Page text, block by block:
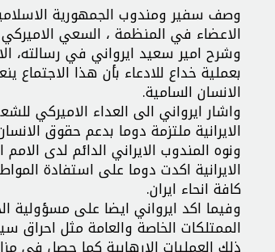
وصف سفير ومندوب الجمهورية
الاعضاء في المنظمة ، السعي الاميركي
وشرح امير سعيد ايرواني في رسالته،
بعملية خداع للادعاء بأن هذا
الانسان السامية.
واشار ايرواني الى العداء الاميركي
الايرانية ملتزمة دوما بدعم حقوق
ونوه المندوب الايراني الدائم لدى
الايرانية اكدت دوما على استفادة
كافة انحاء ايران.
وفيما اكد ايرواني ايضا على مسؤولية
الممتلكات الخاصة والعامة مثل احراق